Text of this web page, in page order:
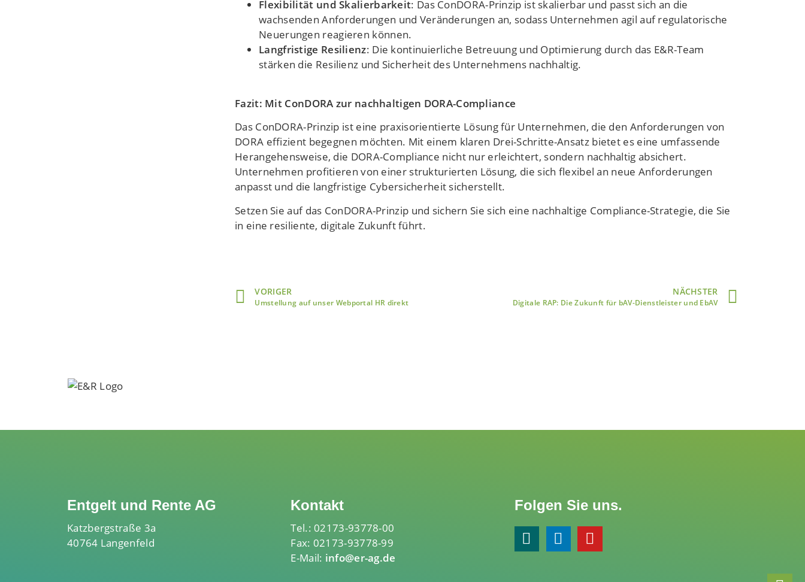
Flexibilität und Skalierbarkeit: Das ConDORA-Prinzip ist skalierbar und passt sich an die
wachsenden Anforderungen und Veränderungen an, sodass Unternehmen agil auf regulatorische
Neuerungen reagieren können.
Langfristige Resilienz: Die kontinuierliche Betreuung und Optimierung durch das E&R-Team
stärken die Resilienz und Sicherheit des Unternehmens nachhaltig.
Fazit: Mit ConDORA zur nachhaltigen DORA-Compliance
Das ConDORA-Prinzip ist eine praxisorientierte Lösung für Unternehmen, die den Anforderungen von
DORA effizient begegnen möchten. Mit einem klaren Drei-Schritte-Ansatz bietet es eine umfassende
Herangehensweise, die DORA-Compliance nicht nur erleichtert, sondern nachhaltig absichert.
Unternehmen profitieren von einer strukturierten Lösung, die sich flexibel an neue Anforderungen
anpasst und die langfristige Cybersicherheit sicherstellt.
Setzen Sie auf das ConDORA-Prinzip und sichern Sie sich eine nachhaltige Compliance-Strategie, die Sie
in eine resiliente, digitale Zukunft führt.
VORIGER
Umstellung auf unser Webportal HR direkt
NÄCHSTER
Digitale RAP: Die Zukunft für bAV-Dienstleister und EbAV
Entgelt und Rente AG
Katzbergstraße 3a
40764 Langenfeld
Kontakt
Tel.: 02173-93778-00
Fax: 02173-93778-99
E-Mail: info@er-ag.de
Folgen Sie uns.